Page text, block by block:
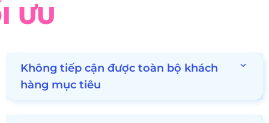
ƯU
Không tiếp cận được toàn bộ khách
hàng mục tiêu